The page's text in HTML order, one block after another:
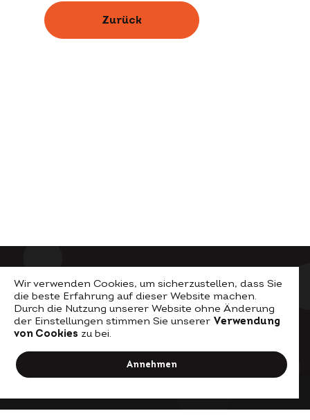
Wir verwenden Cookies, um sicherzustellen, dass Sie
die beste Erfahrung auf dieser Website machen.
Durch die Nutzung unserer Website ohne Änderung
der Einstellungen stimmen Sie unserer Verwendung
von Cookies zu bei.
Annehmen
Zurück
© Visio Permacultura
Impressum